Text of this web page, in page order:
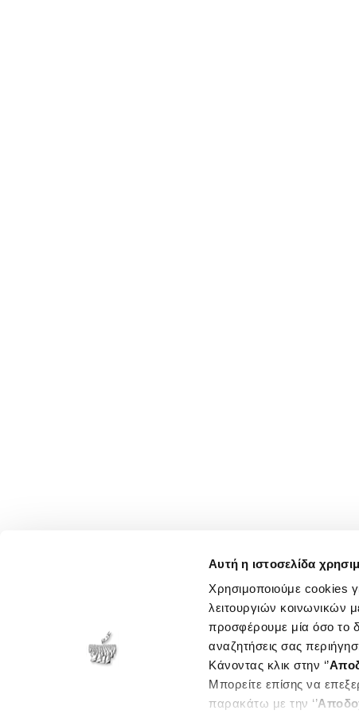
Αυτή η ιστοσελίδα
Χρησιμοποιούμε cookies
λειτουργιών κοινωνικών
προσφέρουμε μία όσο το
αναζητήσεις σας
Κάνοντας κλικ στην ‘’
Μπορείτε επίσης να
παρακάτω με την ‘’